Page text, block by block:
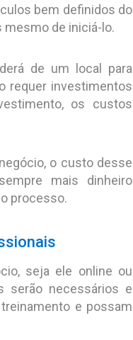
bem definidos do
mesmo de iniciá-lo.
de um local para
requer investimentos
os custos
o custo desse
mais dinheiro
processo.
seja ele online ou
serão necessários e
e possam